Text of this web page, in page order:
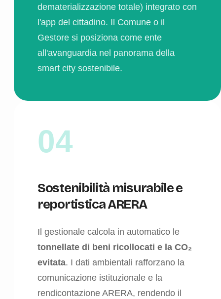
dematerializzazione totale) integrato con
l'app del cittadino. Il Comune o il
Gestore si posiziona come ente
all'avanguardia nel panorama della
smart city sostenibile.
04
Sostenibilità misurabile e
reportistica ARERA
Il gestionale calcola in automatico le
tonnellate di beni ricollocati e la CO₂
evitata. I dati ambientali rafforzano la
comunicazione istituzionale e la
rendicontazione ARERA, rendendo il